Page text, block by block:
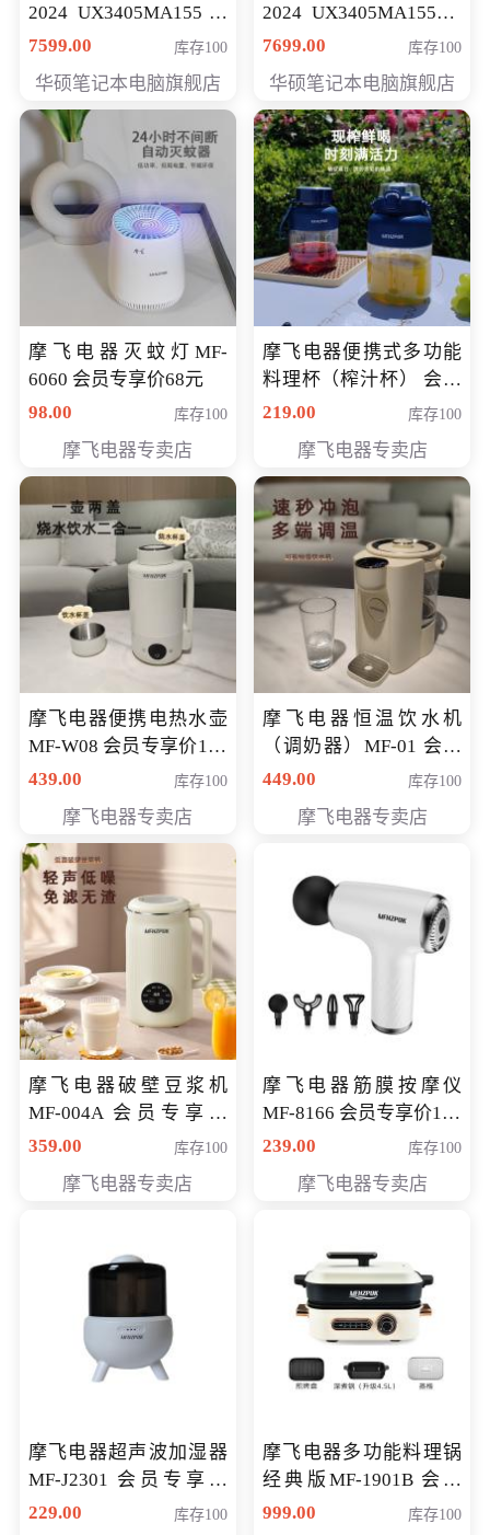
2024 UX3405MA155冰
川银 oled 智慧轻薄本 会
7599.00 库存100
华硕笔记本电脑旗舰店
2024 UX3405MA155夜
空蓝 oled 智慧轻薄本 会
7699.00 库存100
华硕笔记本电脑旗舰店
摩飞电器灭蚊灯MF-
6060 会员专享价68元
98.00
库存100
摩飞电器专卖店
摩飞电器便携式多功能
料理杯（榨汁杯） 会员
专享价118元
219.00 库存100
摩飞电器专卖店
摩飞电器便携电热水壶
MF-W08 会员专享价198
元
439.00 库存100
摩飞电器专卖店
摩飞电器恒温饮水机
（调奶器）MF-01 会员
专享价366元
449.00 库存100
摩飞电器专卖店
摩飞电器破壁豆浆机
MF-004A 会员专享价
168元
359.00 库存100
摩飞电器专卖店
摩飞电器筋膜按摩仪
MF-8166 会员专享价168
元
239.00 库存100
摩飞电器专卖店
摩飞电器超声波加湿器
MF-J2301 会员专享价
168元
229.00 库存100
摩飞电器多功能料理锅
经典版MF-1901B 会员
专享价399元
999.00 库存100